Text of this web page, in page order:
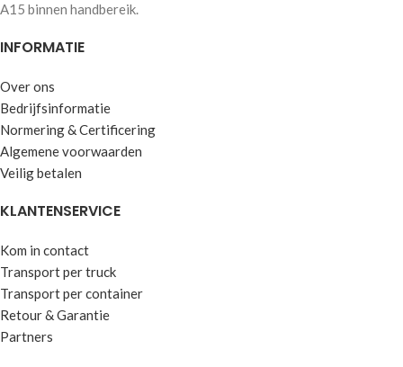
A15 binnen handbereik.
INFORMATIE
Over ons
Bedrijfsinformatie
Normering & Certificering
Algemene voorwaarden
Veilig betalen
KLANTENSERVICE
Kom in contact
Transport per truck
Transport per container
Retour & Garantie
Partners